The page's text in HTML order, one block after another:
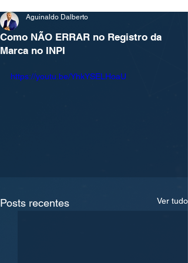
Como NÃO ERRAR no Registro da
Marca no INPI
Aguinaldo Dalberto
https://youtu.be/YhkYSELHoaU
Posts recentes Ver tudo